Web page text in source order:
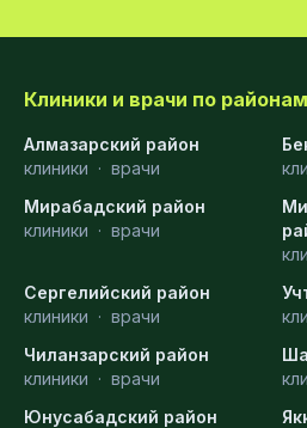
Клиники и врачи по
Алмазарский район
клиники · врачи
Мирабадский район
клиники · врачи
Сергелийский район
клиники · врачи
Чиланзарский район
клиники · врачи
Юнусабадский район